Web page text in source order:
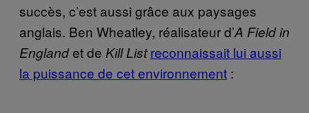
succès, c’est aussi grâce aux paysages
anglais. Ben Wheatley, réalisateur d’A Field in
Englandet de Kill List reconnaissait lui aussi
la puissance de cet environnement :